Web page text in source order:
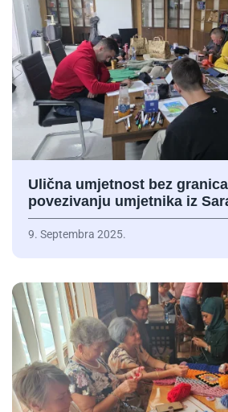
Ulična umjetnost bez
povezivanju umjetnika iz
9. Septembra 2025.